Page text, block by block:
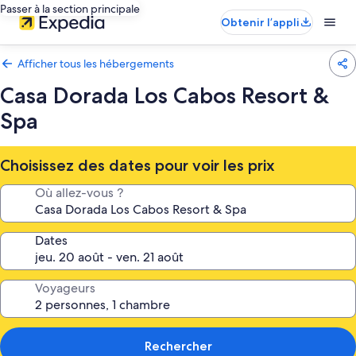
Passer à la section principale
Obtenir l’appli
Afficher tous les hébergements
Casa Dorada Los Cabos Resort &
Spa
Choisissez des dates pour voir les prix
Où allez-vous ?
Dates
Voyageurs
Rechercher